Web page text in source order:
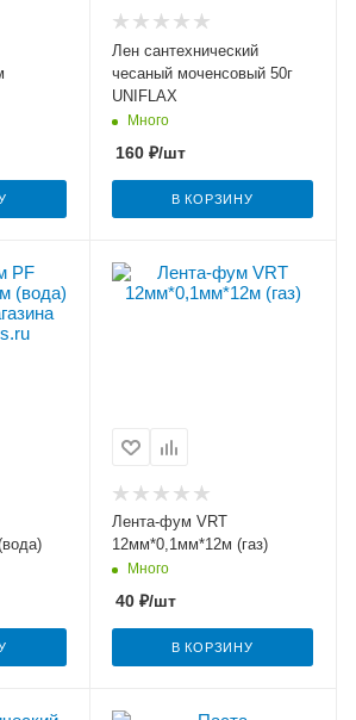
Лен сантехнический
чесаный моченсовый 50г
UNIFLAX
Много
160₽/шт
В КОРЗИНУ
Лента-фум VRT
12мм*0,1мм*12м (газ)
Много
40₽/шт
В КОРЗИНУ